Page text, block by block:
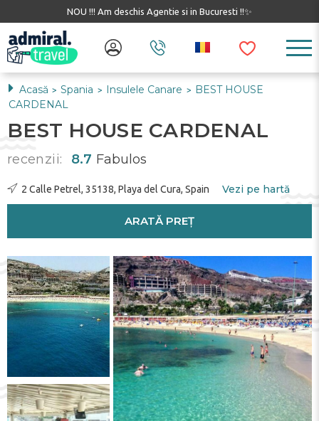
NOU !!! Am deschis Agentie si in Bucuresti !!✨
Acasă > Spania > Insulele Canare >
BEST HOUSE
CARDENAL
BEST HOUSE CARDENAL
recenzii: 8.7 Fabulos
2 Calle Petrel, 35138, Playa del Cura, Spain Vezi pe hartă
ARATĂ PREȚ